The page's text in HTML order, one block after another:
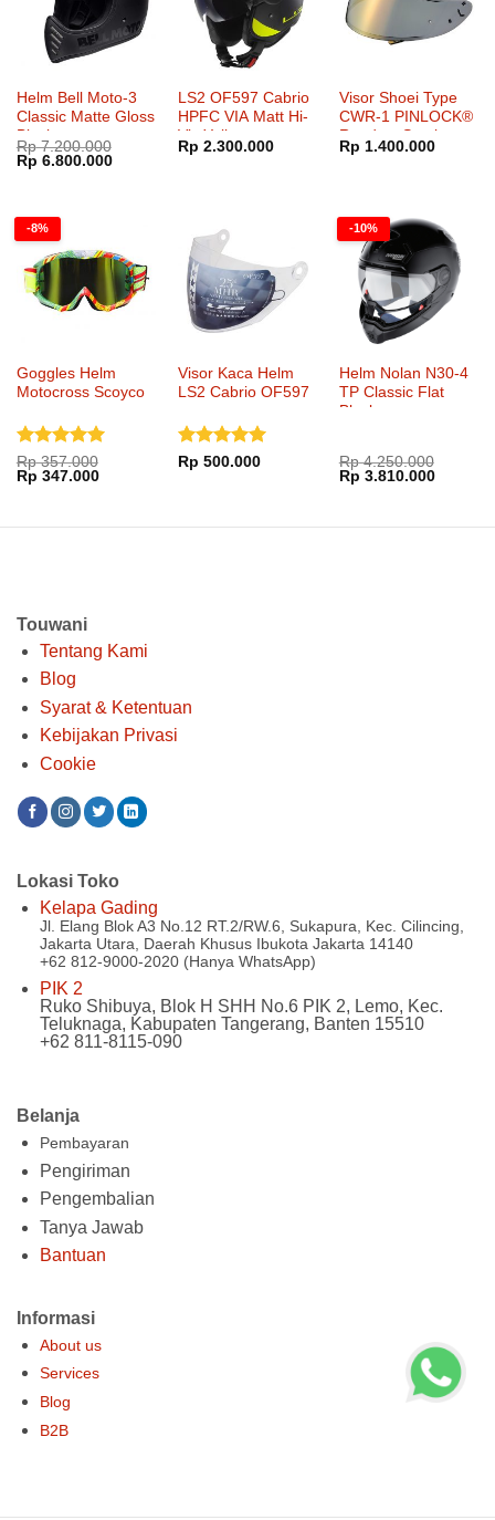
Helm Bell Moto-3
Classic Matte Gloss
Blackout
Rp7.200.000
Harga
aslinya
Rp 6.800.000Harga
LS2 OF597 Cabrio
HPFC VIA Matt Hi-
Vis Yellow
Rp 2.300.000
Visor Shoei Type
CWR-1 PINLOCK®
Ready – Smoke
Mirror Gold
Rp 1.400.000
-8%
Goggles Helm
Motocross Scoyco
Dinilai5
dari 5
Rp357.000
Harga
aslinya
Rp 347.000Harga
Rp 347.000.
Visor Kaca Helm
LS2 Cabrio OF597
Dinilai 5
Rp 500.000
-10%
Helm Nolan N30-4
TP Classic Flat
Black
Rp4.250.000
Harga
aslinya
Rp 3.810.000Harga
Rp
Touwani
Tentang Kami
Blog
Syarat & Ketentuan
Kebijakan Privasi
Cookie
Belanja
Pembayaran
Pengiriman
Pengembalian
Tanya Jawab
Bantuan
Informasi
About us
Services
Blog
B2B
Lokasi Toko
Kelapa Gading
Jl. Elang Blok A3 No.12 RT.2/RW.6, Sukapura, Kec. Cilincing,
Jakarta Utara, Daerah Khusus Ibukota Jakarta 14140
+62 812-9000-2020 (Hanya WhatsApp)
PIK 2
Ruko Shibuya, Blok H SHH No.6 PIK 2, Lemo, Kec.
Teluknaga, Kabupaten Tangerang, Banten 15510
+62 811-8115-090